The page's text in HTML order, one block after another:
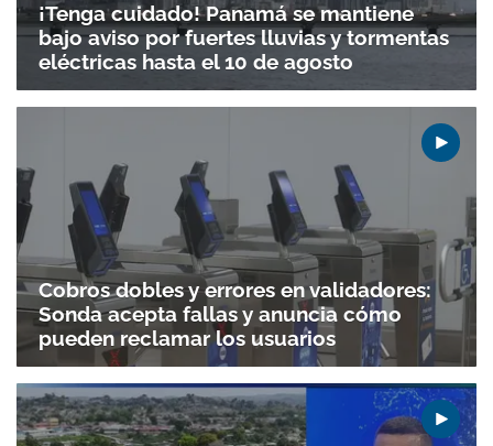
¡Tenga cuidado! Panamá se mantiene
bajo aviso por fuertes lluvias y tormentas
eléctricas hasta el 10 de agosto
Cobros dobles y errores en validadores:
Sonda acepta fallas y anuncia cómo
pueden reclamar los usuarios